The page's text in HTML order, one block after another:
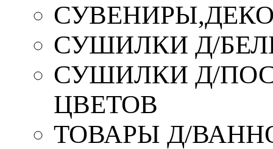
СУШИЛКИ Д/
СУШИЛКИ Д/
ЦВЕТОВ
ТОВАРЫ Д/